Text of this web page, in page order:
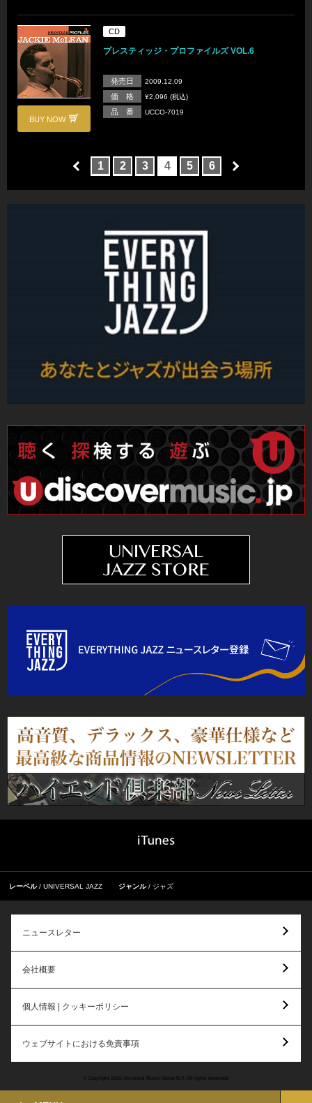
BUY NOW
CD
プレスティッジ・プロファイルズ VOL.6
発売日 2009.12.09
価 格 ¥2,096 (税込)
品 番 UCCO-7019
1 2 3 4 5 6
レーベル UNIVERSAL JAZZ ジャンル ジャズ
ニュースレター
会社概要
個人情報 | クッキーポリシー
ウェブサイトにおける免責事項
© Copyright 2026 Universal Music Group N.V. All rights reserved.